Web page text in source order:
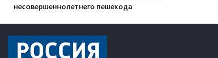
несовершеннолетнего пешехода